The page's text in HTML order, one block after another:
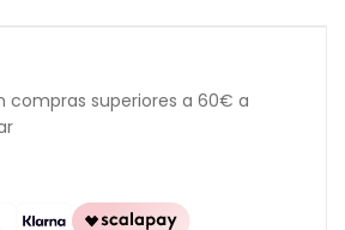
compras superiores a 60€ a